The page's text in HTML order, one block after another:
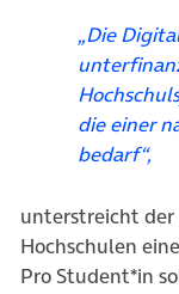
„Die
die einer
bedarf“,
unterstreicht der
Hochschulen
Pro Student*in